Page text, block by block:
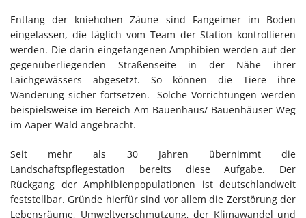
Entlang der kniehohen Zäune sind Fangeimer im Boden
eingelassen, die täglich vom Team der Station kontrollieren
werden. Die darin eingefangenen Amphibien werden auf der
gegenüberliegenden Straßenseite in der Nähe ihrer
Laichgewässers abgesetzt. So können die Tiere ihre
Wanderung sicher fortsetzen. Solche Vorrichtungen werden
beispielsweise im Bereich Am Bauenhaus/ Bauenhäuser Weg
im Aaper Wald angebracht.
Seit mehr als 30 Jahren übernimmt die
Landschaftspflegestation bereits diese Aufgabe. Der
Rückgang der Amphibienpopulationen ist deutschlandweit
feststellbar. Gründe hierfür sind vor allem die Zerstörung der
Lebensräume, Umweltverschmutzung, der Klimawandel und